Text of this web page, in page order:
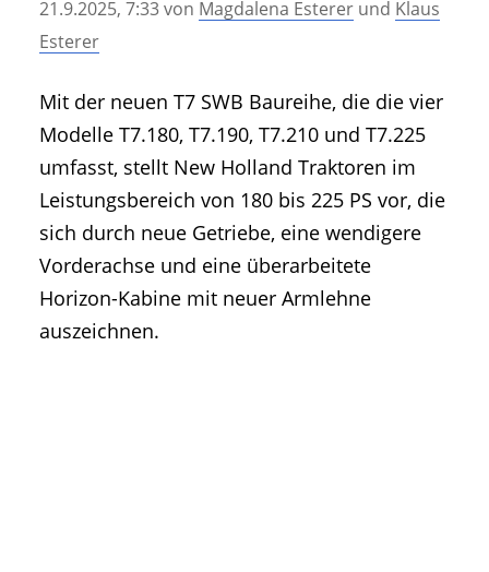
• Geschichte und Geschichten
• Messen und Veranstaltungen
• Agritechnica Neuheiten Archiv
• Artikel nach Hersteller/Marke
21.9.2025, 7:33von Magdalena Esterer und Klaus
Esterer
Mit der neuen T7 SWB Baureihe, die die vier
Modelle T7.180, T7.190, T7.210 und T7.225
umfasst, stellt New Holland Traktoren im
Leistungsbereich von 180 bis 225 PS vor, die
sich durch neue Getriebe, eine wendigere
Vorderachse und eine überarbeitete
Horizon-Kabine mit neuer Armlehne
auszeichnen.